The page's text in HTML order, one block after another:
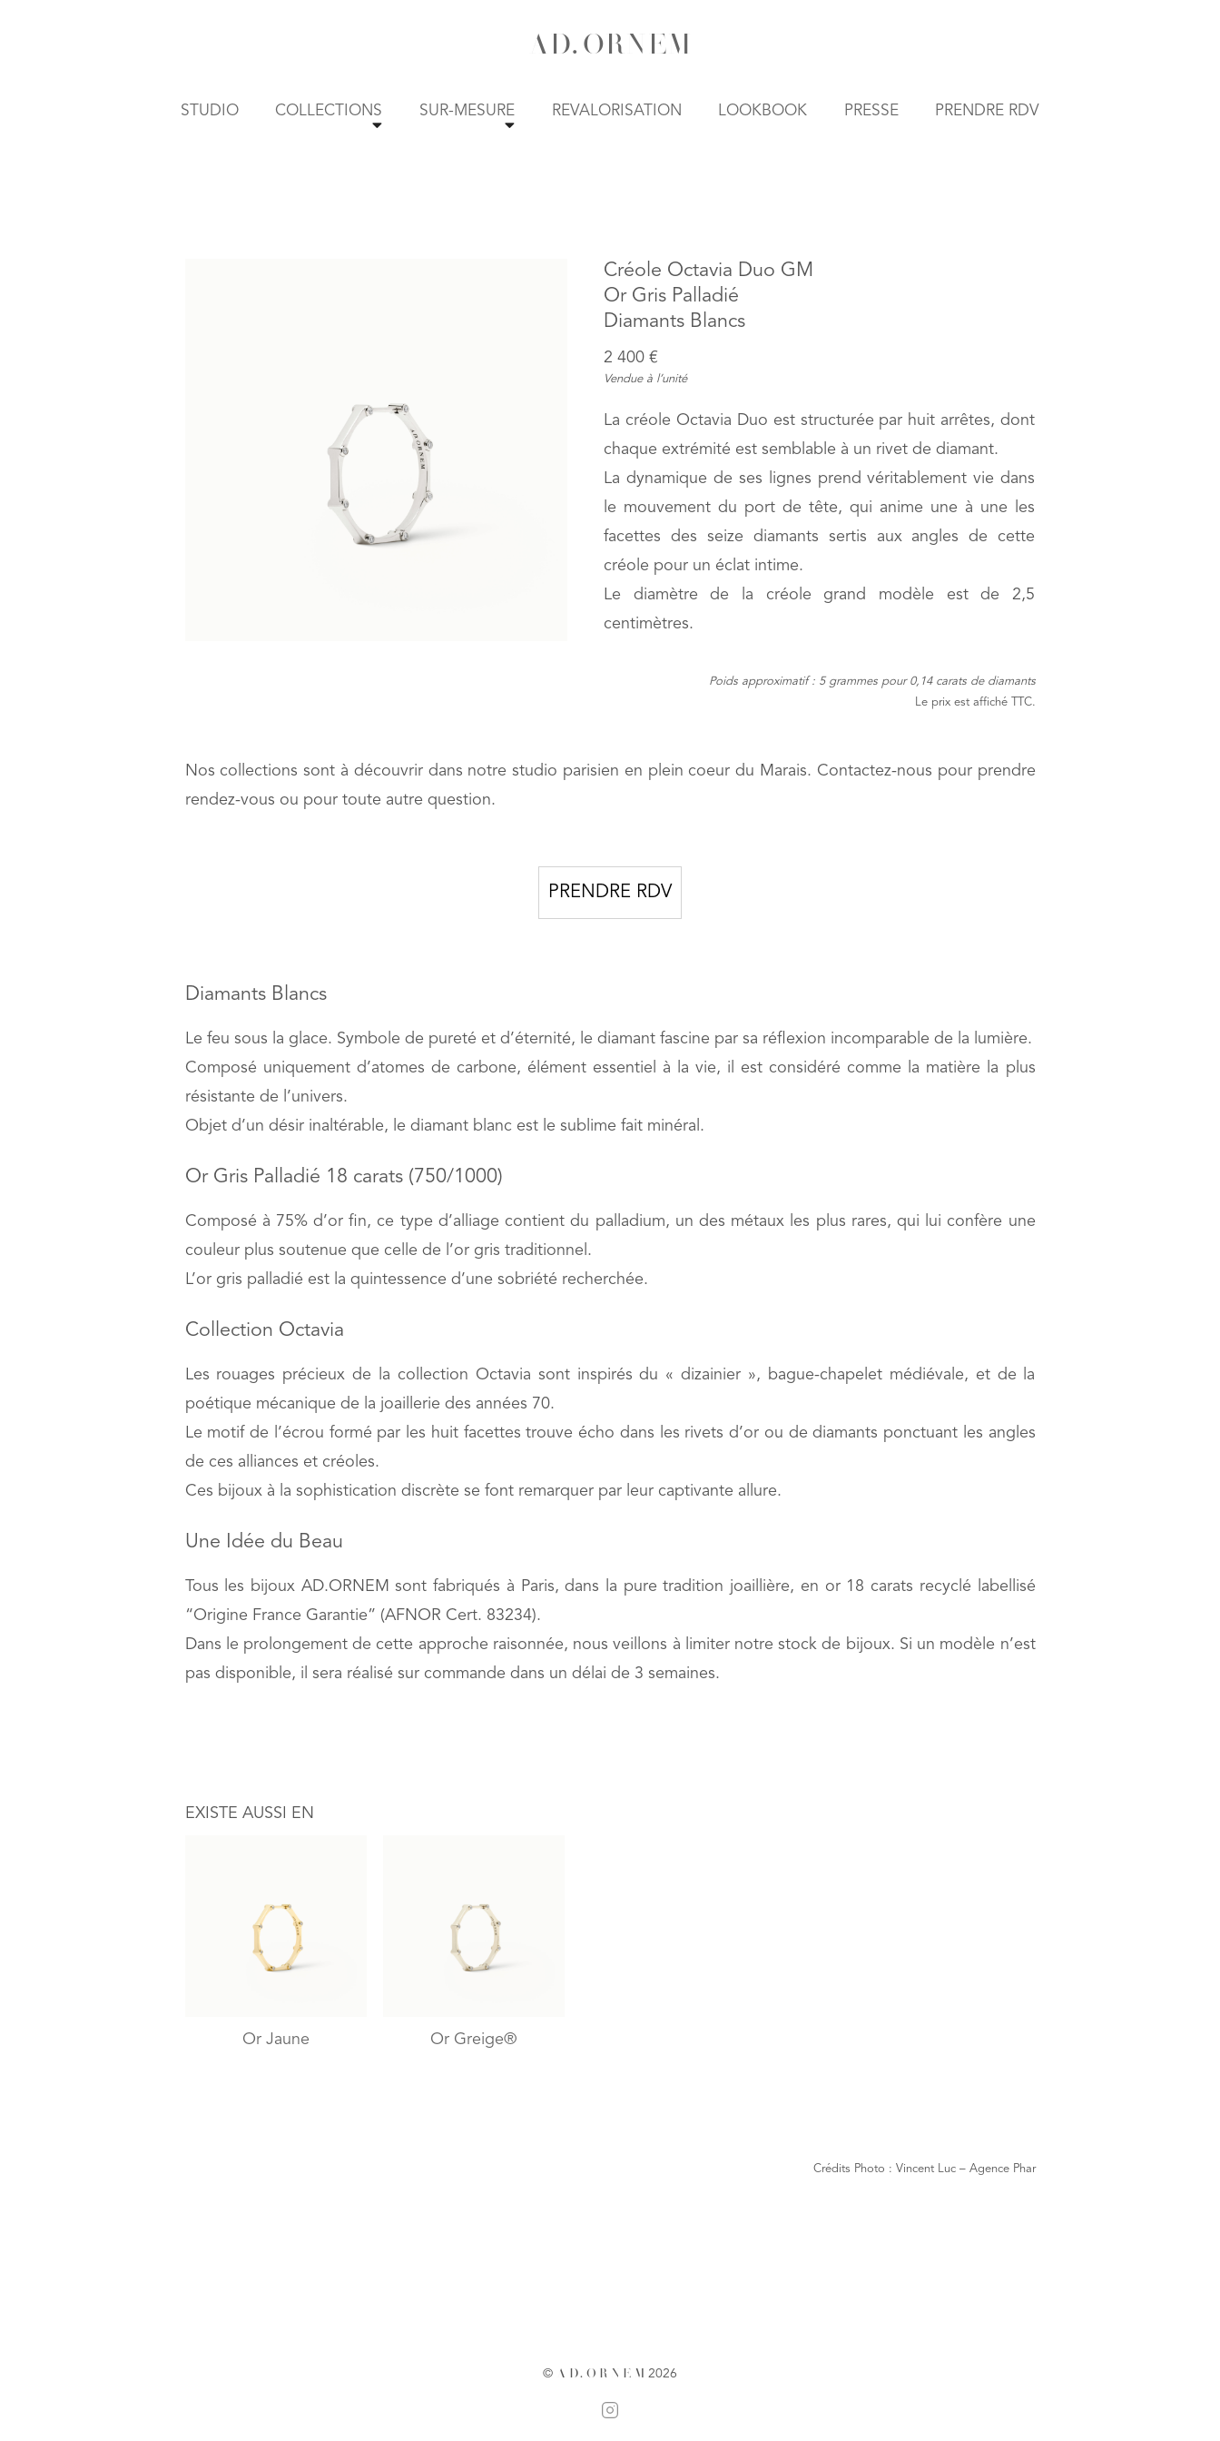
A D. O R N EM
STUDIO COLLECTIONS SUR-MESURE REVALORISATION LOOKBOOK PRESSE PRENDRE RDV
Créole Octavia Duo GM
Or Gris Palladié
Diamants Blancs
2 400 €
Vendue à l’unité
La créole Octavia Duo est structurée par huit arrêtes, dont
chaque extrémité est semblable à un rivet de diamant.
La dynamique de ses lignes prend véritablement vie dans
le mouvement du port de tête, qui anime une à une les
facettes des seize diamants sertis aux angles de cette
créole pour un éclat intime.
Le diamètre de la créole grand modèle est de 2,5
centimètres.
Poids approximatif : 5 grammes pour 0,14 carats de diamants
Le prix est affiché TTC.
Nos collections sont à découvrir dans notre studio parisien en plein coeur du Marais. Contactez-nous pour prendre
rendez-vous ou pour toute autre question.
PRENDRE RDV
Diamants Blancs
Le feu sous la glace. Symbole de pureté et d’éternité, le diamant fascine par sa réflexion incomparable de la lumière.
Composé uniquement d’atomes de carbone, élément essentiel à la vie, il est considéré comme la matière la plus
résistante de l’univers.
Objet d’un désir inaltérable, le diamant blanc est le sublime fait minéral.
Or Gris Palladié 18 carats (750/1000)
Composé à 75% d’or fin, ce type d’alliage contient du palladium, un des métaux les plus rares, qui lui confère une
couleur plus soutenue que celle de l’or gris traditionnel.
L’or gris palladié est la quintessence d’une sobriété recherchée.
Collection Octavia
Les rouages précieux de la collection Octavia sont inspirés du « dizainier », bague-chapelet médiévale, et de la
poétique mécanique de la joaillerie des années 70.
Le motif de l’écrou formé par les huit facettes trouve écho dans les rivets d’or ou de diamants ponctuant les angles
de ces alliances et créoles.
Ces bijoux à la sophistication discrète se font remarquer par leur captivante allure.
Une Idée du Beau
Tous les bijoux AD.ORNEM sont fabriqués à Paris, dans la pure tradition joaillière, en or 18 carats recyclé labellisé
“Origine France Garantie” (AFNOR Cert. 83234).
Dans le prolongement de cette approche raisonnée, nous veillons à limiter notre stock de bijoux. Si un modèle n’est
pas disponible, il sera réalisé sur commande dans un délai de 3 semaines.
EXISTE AUSSI EN
Or Jaune Or Greige®
Crédits Photo : Vincent Luc – Agence Phar
© A D. O R N E M 2026